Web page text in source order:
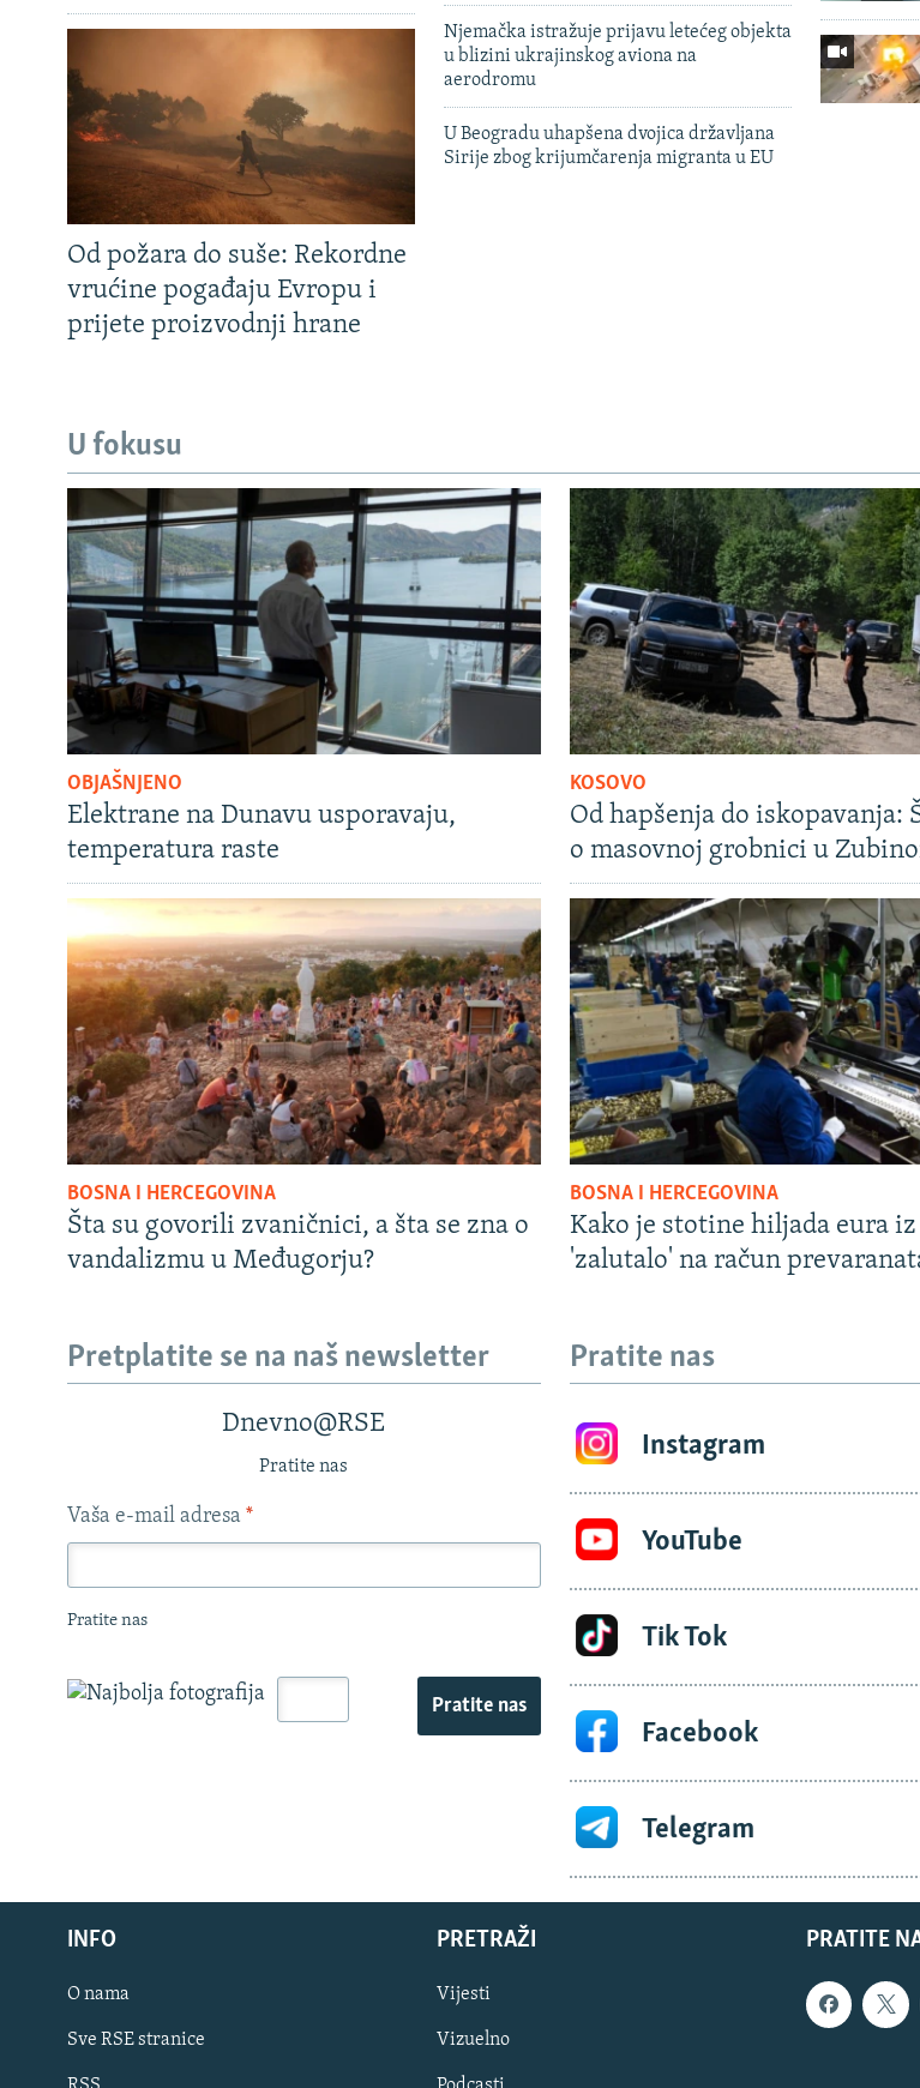
Od požara do suše: Rekordne
vrućine pogađaju Evropu i
prijete proizvodnji hrane
Njemačka istražuje prijavu letećeg objekta
u blizini ukrajinskog aviona na
aerodromu
U Beogradu uhapšena dvojica državljana
Sirije zbog krijumčarenja migranta u EU
U fokusu
OBJAŠNJENO
Elektrane na Dunavu usporavaju,
temperatura raste
KOSOVO
Od hapšenja do iskopavanja:
o masovnoj grobnici u
BOSNA I HERCEGOVINA
Šta su govorili zvaničnici, a šta se zna o
vandalizmu u Međugorju?
BOSNA I HERCEGOVINA
Kako je stotine hiljada eura
'zalutalo' na račun
Pretplatite se na naš newsletter
Dnevno@RSE
Pratite nas
Vaša e-mail adresa *
Pratite nas
Pratite nas
Pratite nas
Instagram
YouTube
Tik Tok
Facebook
Telegram
PRATITE
INFO
O nama
Sve RSE stranice
PRETRAŽI
Vijesti
Vizuelno